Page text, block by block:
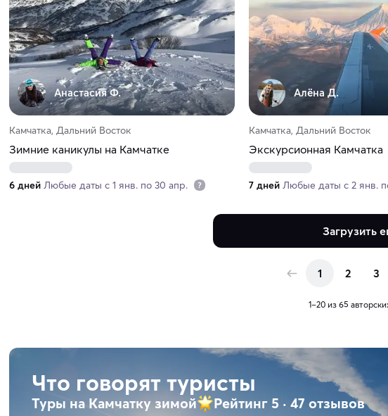
Анастасия Ф.
Камчатка, Дальний Восток
Зимние каникулы на Камчатке
6 дней Любые даты с 1 янв. по 30 апр.
Алёна Д.
Камчатка, Дальний Восток
Экскурсионная Камчатка
7 дней Любые даты с 2 янв.
Загрузить
1 2 3
1–20 из 65
Что говорят туристы
Туры на Камчатку зимой Рейтинг 5 · 47 отзывов